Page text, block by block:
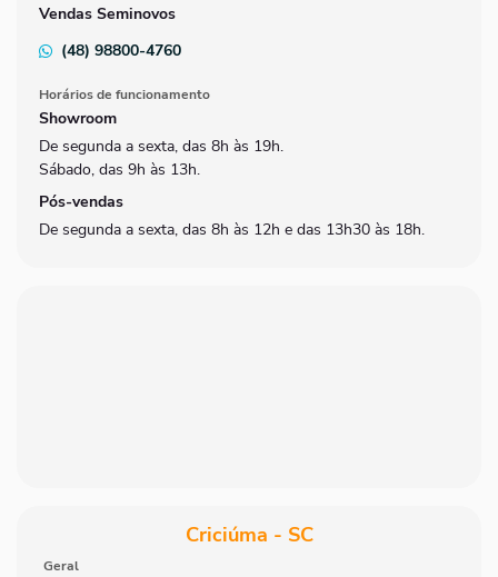
Vendas Seminovos
(48) 98800-4760
Horários de funcionamento
Showroom
De segunda a sexta, das 8h às 19h.
Sábado, das 9h às 13h.
Pós-vendas
De segunda a sexta, das 8h às 12h e das 13h30 às 18h.
Criciúma - SC
Geral